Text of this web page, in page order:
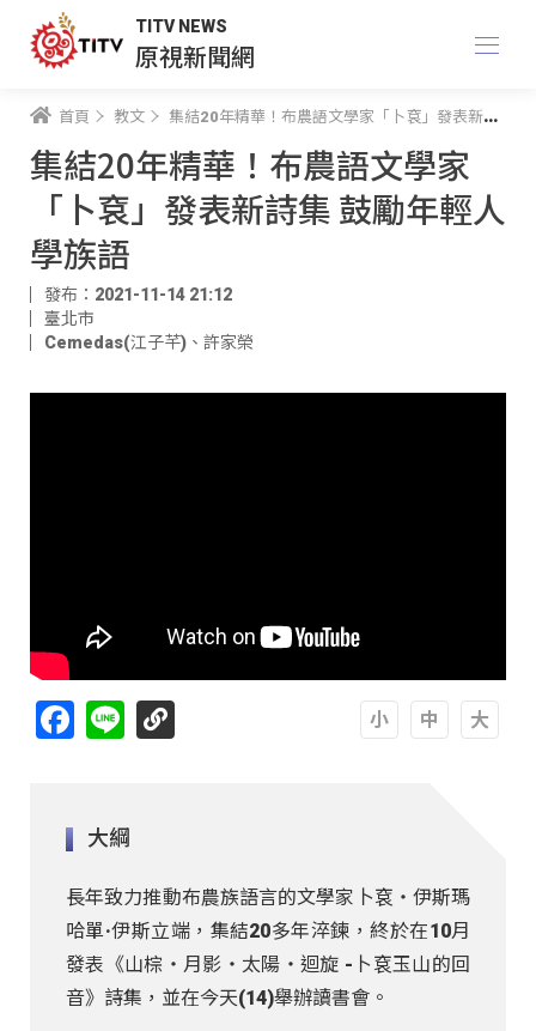
TITV NEWS
原視新聞網
首頁 教文 集結20年精華！布農語文學家「卜袞」發表新詩集 鼓勵年輕人學族語
集結20年精華！布農語文學家
「卜袞」發表新詩集 鼓勵年輕人
學族語
發布：2021-11-14 21:12
臺北市
Cemedas(江子芊) 、 許家榮
Facebook
Line
大綱
長年致力推動布農族語言的文學家卜袞‧伊斯瑪
哈單·伊斯立端，集結20多年淬鍊，終於在10月
發表《山棕‧月影‧太陽‧迴旋 -卜袞玉山的回
音》詩集，並在今天(14)舉辦讀書會。